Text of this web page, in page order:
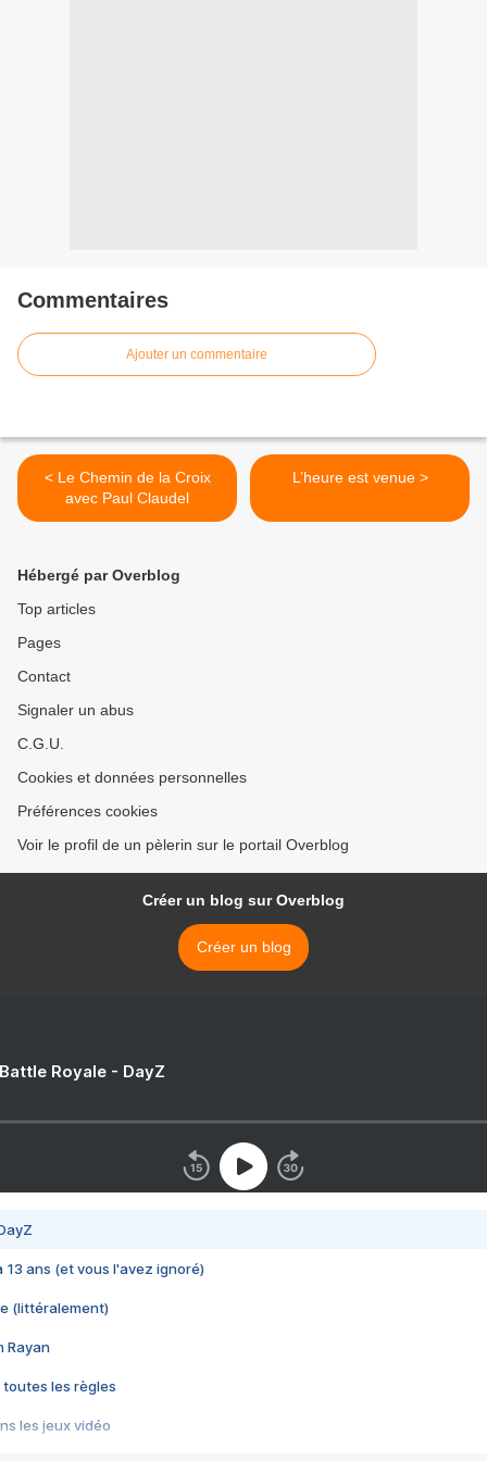
Commentaires
Ajouter un commentaire
< Le Chemin de la Croix
avec Paul Claudel
L’heure est venue >
Hébergé par Overblog
Top articles
Pages
Contact
Signaler un abus
C.G.U.
Cookies et données personnelles
Préférences cookies
Voir le profil de un pèlerin sur le portail Overblog
Créer un blog sur Overblog
Créer un blog
Royale - DayZ
13 ans (et vous l'avez ignoré)
(littéralement)
Rayan
toutes les règles
les jeux vidéo